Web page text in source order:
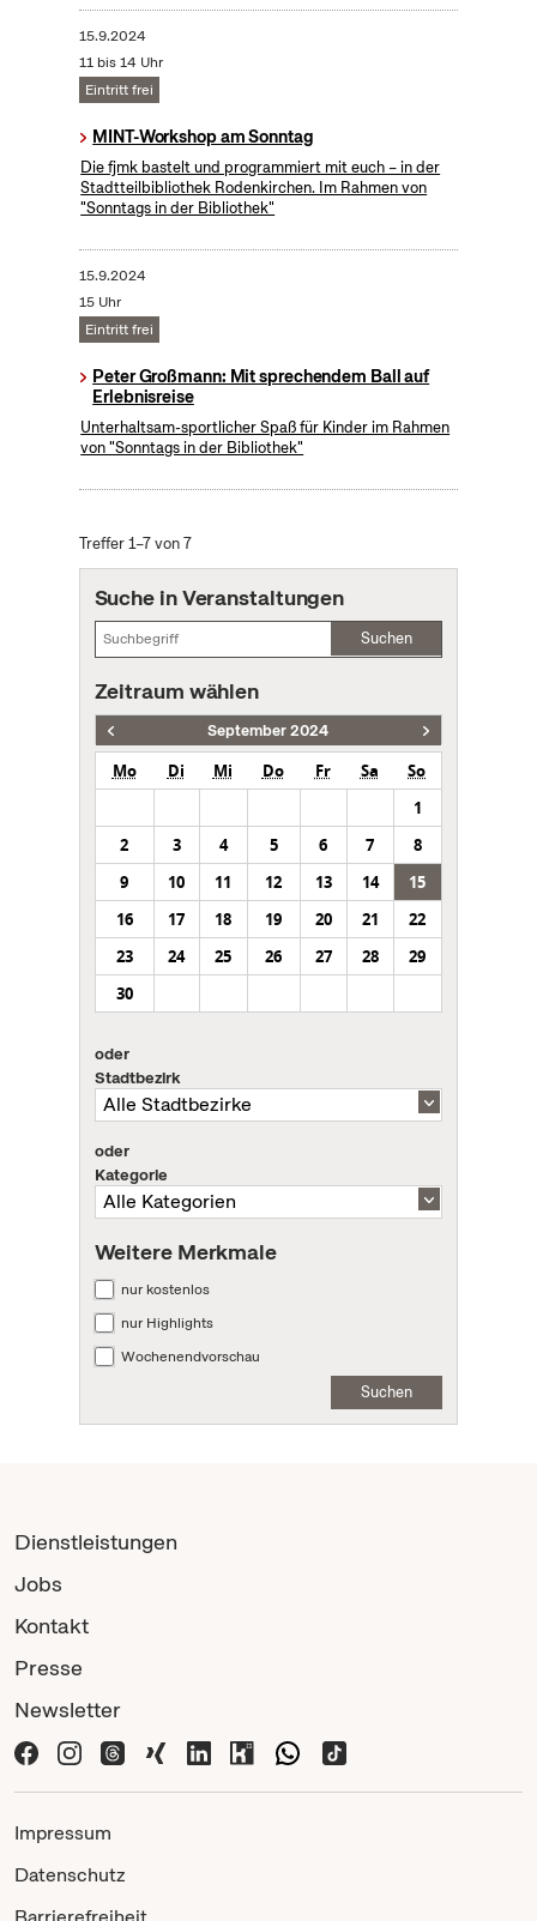
15.9.2024
11 bis 14 Uhr
Eintritt frei
MINT-Workshop am Sonntag
Die fjmk bastelt und programmiert mit euch – in der
Stadtteilbibliothek Rodenkirchen. Im Rahmen von
"Sonntags in der Bibliothek"
15.9.2024
15 Uhr
Eintritt frei
Peter Großmann: Mit sprechendem Ball auf
Erlebnisreise
Unterhaltsam-sportlicher Spaß für Kinder im Rahmen
von "Sonntags in der Bibliothek"
Treffer 1–7 von 7
Suche in Veranstaltungen
Suchen
Zeitraum wählen
September 2024
Mo Di Mi Do Fr Sa
So
1
2
3 4 5 6 7
8
9
10 11 12 13 14
15
16
17 18 19 20 21
22
23
24 25 26 27 28
29
30
oder
Stadtbezirk
oder
Kategorie
Weitere Merkmale
nur kostenlos
nur Highlights
Wochenendvorschau
Suchen
Dienstleistungen
Jobs
Kontakt
Presse
Newsletter
Impressum
Datenschutz